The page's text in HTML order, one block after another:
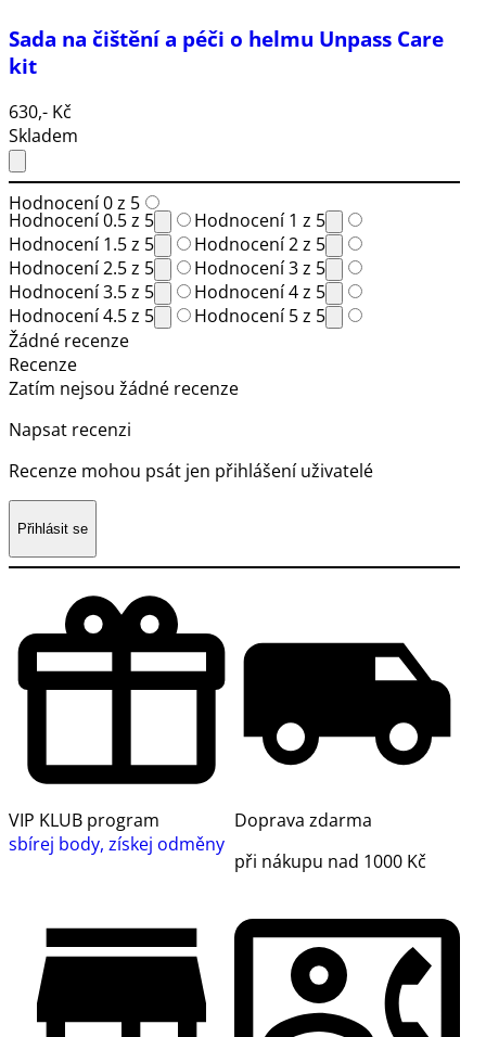
Sada na čištění a péči o helmu Unpass Care
kit
630,- Kč
Skladem
Hodnocení 0 z 5
Hodnocení 0.5 z 5
Hodnocení 1 z 5
Hodnocení 1.5 z 5
Hodnocení 2 z 5
Hodnocení 2.5 z 5
Hodnocení 3 z 5
Hodnocení 3.5 z 5
Hodnocení 4 z 5
Hodnocení 4.5 z 5
Hodnocení 5 z 5
Žádné recenze
Recenze
Zatím nejsou žádné recenze
Napsat recenzi
Recenze mohou psát jen přihlášení uživatelé
Přihlásit se
VIP KLUB program
sbírej body, získej odměny
Doprava zdarma
při nákupu nad 1000 Kč